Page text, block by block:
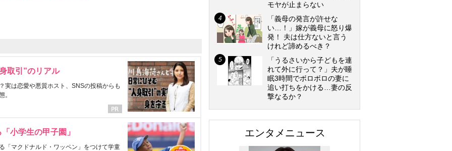
取引”のリアル
実は恋愛や悪質ホスト、SNSの投稿からも
。
小学生の甲子園」
「マクドナルド・ワッペン」をつけて学童
モヤが止まらない
「義母の発言が許せな
い…！」嫁が義母に怒り爆
発！ 夫は仕方ないと言う
けれど諦めるべき？
「うるさいから子どもを連
れて外に行って？」夫が睡
眠3時間でボロボロの妻に
追い打ちをかける…妻の反
撃なるか？
エンタメニュース